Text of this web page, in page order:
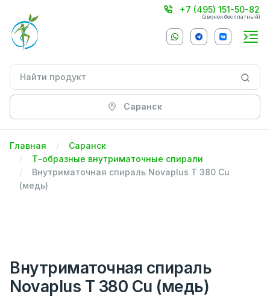
+7 (495) 151-50-82
(звонок бесплатный)
Саранск
Главная
Саранск
Т-образные внутриматочные спирали
Внутриматочная спираль Novaplus T 380 Cu
(медь)
Внутриматочная спираль
Novaplus T 380 Cu (медь)